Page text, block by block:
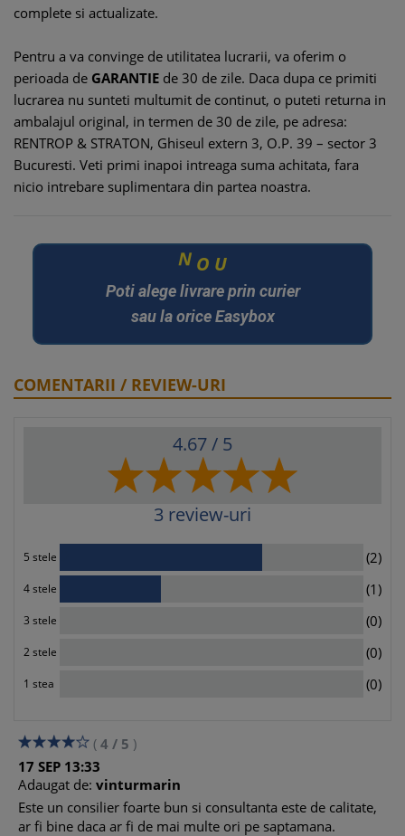
complete si actualizate.
Pentru a va convinge de utilitatea lucrarii, va oferim o
perioada de GARANTIE de 30 de zile. Daca dupa ce primiti
lucrarea nu sunteti multumit de continut, o puteti returna in
ambalajul original, in termen de 30 de zile, pe adresa:
RENTROP & STRATON, Ghiseul extern 3, O.P. 39 – sector 3
Bucuresti. Veti primi inapoi intreaga suma achitata, fara
nicio intrebare suplimentara din partea noastra.
N O U
Poti alege livrare prin curier
sau la orice Easybox
COMENTARII / REVIEW-URI
4.67/ 5
3 review-uri
5 stele (2)
4 stele (1)
3 stele (0)
2 stele (0)
1 stea (0)
( 4 / 5 )
17 SEP 13:33
Adaugat de: vinturmarin
Este un consilier foarte bun si consultanta este de calitate,
ar fi bine daca ar fi de mai multe ori pe saptamana.